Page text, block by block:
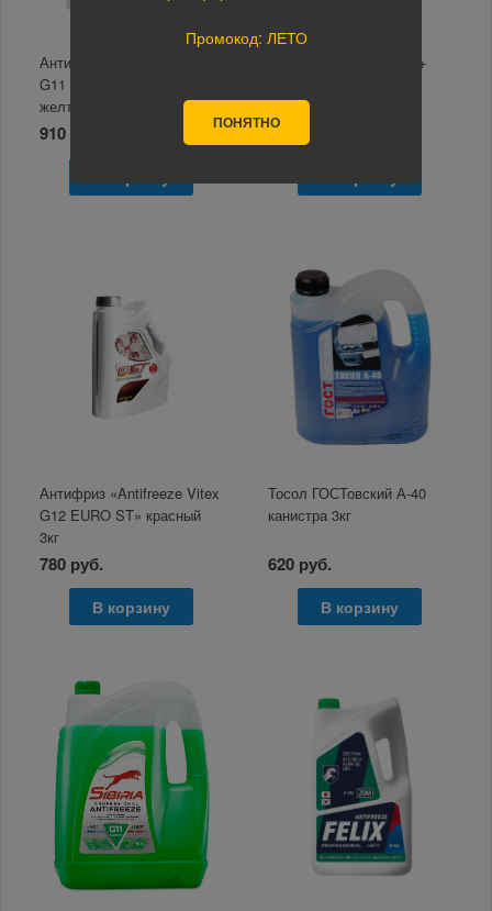
Антифриз «Antifreeze Vitex
G11 EURO ST standart
желтый 5кг
910 руб.
Антифриз Rolf -40 G12+
434 руб.
Антифриз «Antifreeze Vitex
G12 EURO ST» красный
3кг
780 руб.
В корзину
Тосол ГОСТовский А-40
канистра 3кг
620 руб.
В корзину
Промокод: ЛЕТО
ПОНЯТНО